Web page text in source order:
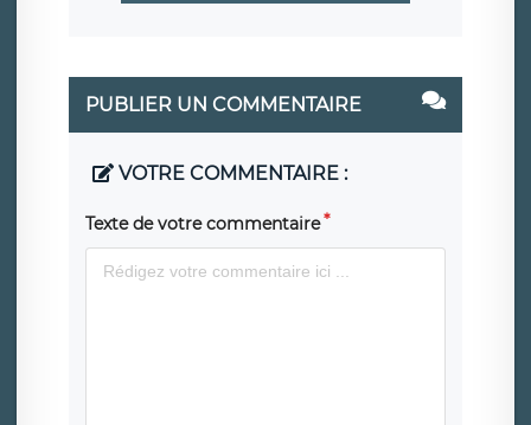
PUBLIER UN COMMENTAIRE
VOTRE COMMENTAIRE :
Texte de votre commentaire